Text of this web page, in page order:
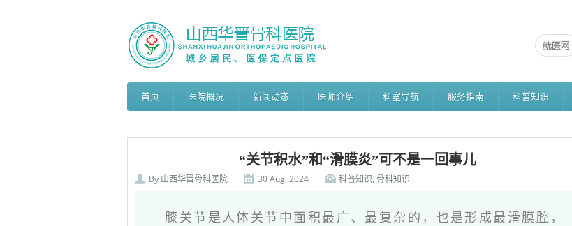
首页 医院概况 新闻动态 医师介绍 科室导航 服务指南 科普知识
“关节积水”和“滑膜炎”可不是一回事儿
By 山西华晋骨科医院 30 Aug, 2024 科普知识, 骨科知识
膝关节是人体关节中面积最广、最复杂的，也是形成最滑膜腔，